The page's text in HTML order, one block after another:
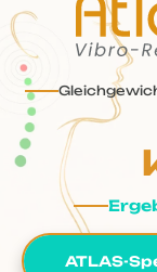
ATLAS-